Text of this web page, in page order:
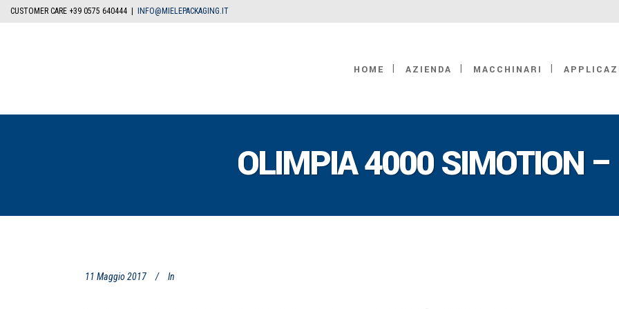
CUSTOMER CARE +39 0575 640444 | INFO@MIELEPACKAGING.IT
HOME AZIENDA MACCHINARI
OLIMPIA 4000 SIMOTION
11 Maggio 2017 In